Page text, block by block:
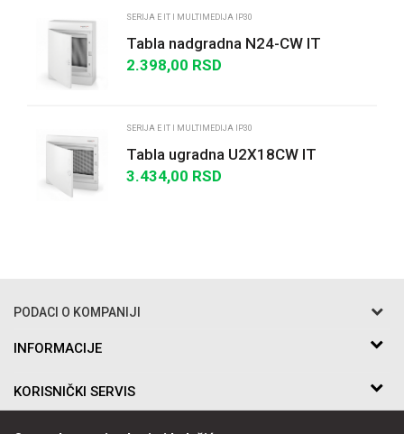
SERIJA E IT I MULTIMEDIJA IP30
Tabla nadgradna N24-CW IT
dvoredna
2.398,00 RSD
SERIJA E IT I MULTIMEDIJA IP30
Tabla ugradna U2X18CW IT
dvoredna
3.434,00 RSD
PODACI O KOMPANIJI
Razo DOO
Bakarska br.5
INFORMACIJE
KORISNIČKI SERVIS